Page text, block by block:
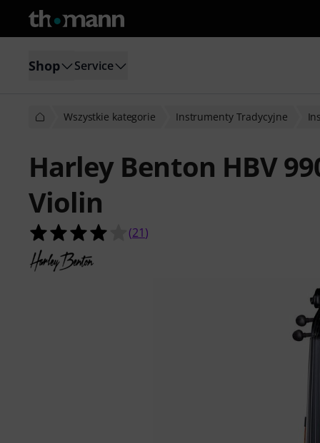
Shop Service
Wszystkie kategorie Instrumenty Tradycyjne
Harley Benton HBV
Violin
4.0 na 5 gwiazdek z 21 ocen klientów
(21)